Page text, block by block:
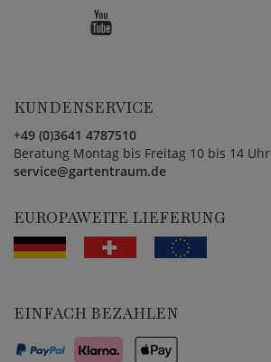
KUNDENSERVICE
+49 (0)3641 4787510
Beratung Montag bis Freitag 10 bis 14 Uhr
service@gartentraum.de
EUROPAWEITE LIEFERUNG
EINFACH BEZAHLEN